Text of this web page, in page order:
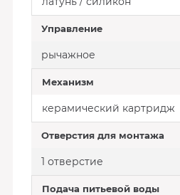
Управление
рычажное
Механизм
керамический картридж
Отверстия для монтажа
1 отверстие
Подача питьевой воды